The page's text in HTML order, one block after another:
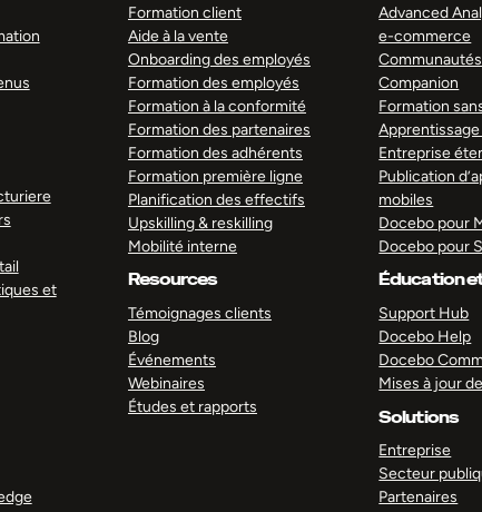
et
Formation client
Aide à la vente
Onboarding des employés
Formation des employés
Formation à la conformité
Formation des partenaires
Formation des adhérents
Formation première ligne
Planification des effectifs
Upskilling & reskilling
Mobilité interne
Resources
Témoignages clients
Blog
Événements
Webinaires
Études et rapports
Advanced
e-commerce
Communautés
Companion
Formation
Entreprise
Publication
mobiles
Docebo pour
Docebo pour
Éducation
Support Hub
Docebo Help
Docebo
Mises à jour
Solutions
Entreprise
Secteur
Partenaires